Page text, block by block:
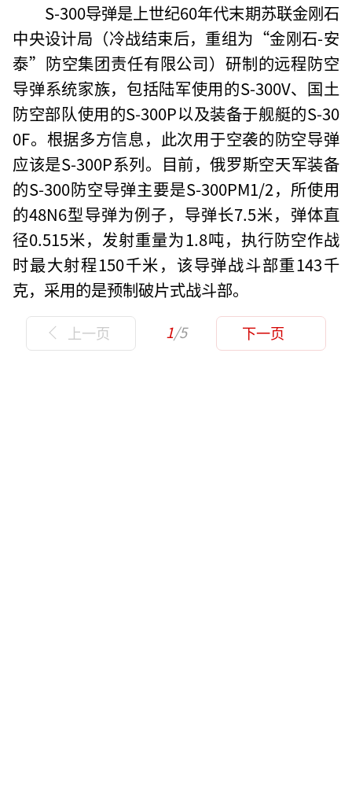
S-300导弹是上世纪60年代末期苏联金刚石
中央设计局（冷战结束后，重组为“金刚石-安
泰”防空集团责任有限公司）研制的远程防空
导弹系统家族，包括陆军使用的S-300V、国土
防空部队使用的S-300P以及装备于舰艇的S-30
0F。根据多方信息，此次用于空袭的防空导弹
应该是S-300P系列。目前，俄罗斯空天军装备
的S-300防空导弹主要是S-300PM1/2，所使用
的48N6型导弹为例子，导弹长7.5米，弹体直
径0.515米，发射重量为1.8吨，执行防空作战
时最大射程150千米，该导弹战斗部重143千
克，采用的是预制破片式战斗部。
上一页 1/5 下一页